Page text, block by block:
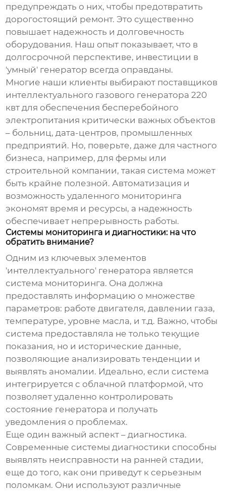
предупреждать о них, чтобы предотвратить
дорогостоящий ремонт. Это существенно
повышает надежность и долговечность
оборудования. Наш опыт показывает, что в
долгосрочной перспективе, инвестиции в
'умный' генератор всегда оправданы.
Многие наши клиенты выбирают поставщиков
интеллектуального газового генератора 220
квт для обеспечения бесперебойного
электропитания критически важных объектов
– больниц, дата-центров, промышленных
предприятий. Но, поверьте, даже для частного
бизнеса, например, для фермы или
строительной компании, такая система может
быть крайне полезной. Автоматизация и
возможность удаленного мониторинга
экономят время и ресурсы, а надежность
обеспечивает непрерывность работы.
Системы мониторинга и диагностики: на что
обратить внимание?
Одним из ключевых элементов
'интеллектуального' генератора является
система мониторинга. Она должна
предоставлять информацию о множестве
параметров: работе двигателя, давлении газа,
температуре, уровне масла, и т.д. Важно, чтобы
система предоставляла не только текущие
показания, но и исторические данные,
позволяющие анализировать тенденции и
выявлять аномалии. Идеально, если система
интегрируется с облачной платформой, что
позволяет удаленно контролировать
состояние генератора и получать
уведомления о проблемах.
Еще один важный аспект – диагностика.
Современные системы диагностики способны
выявлять неисправности на ранней стадии,
еще до того, как они приведут к серьезным
поломкам. Они используют различные